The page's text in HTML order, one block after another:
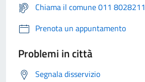
Chiama il comune 011 8028211
Prenota un appuntamento
Problemi in città
Segnala disservizio